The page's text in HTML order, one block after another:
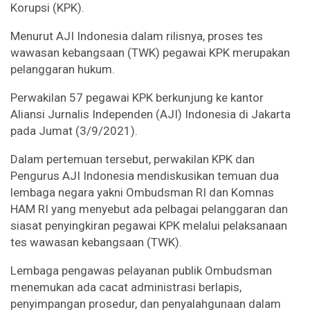
Korupsi (KPK).
Menurut AJI Indonesia dalam rilisnya, proses tes
wawasan kebangsaan (TWK) pegawai KPK merupakan
pelanggaran hukum.
Perwakilan 57 pegawai KPK berkunjung ke kantor
Aliansi Jurnalis Independen (AJI) Indonesia di Jakarta
pada Jumat (3/9/2021).
Dalam pertemuan tersebut, perwakilan KPK dan
Pengurus AJI Indonesia mendiskusikan temuan dua
lembaga negara yakni Ombudsman RI dan Komnas
HAM RI yang menyebut ada pelbagai pelanggaran dan
siasat penyingkiran pegawai KPK melalui pelaksanaan
tes wawasan kebangsaan (TWK).
Lembaga pengawas pelayanan publik Ombudsman
menemukan ada cacat administrasi berlapis,
penyimpangan prosedur, dan penyalahgunaan dalam